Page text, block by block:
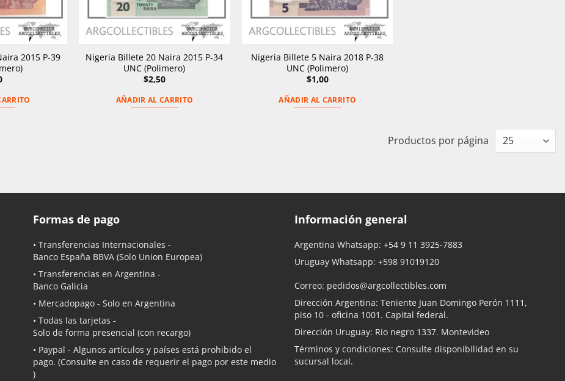
2015 P-39
Nigeria Billete 20 Naira 2015 P-34
UNC (Polimero)
$2,50
AÑADIR AL CARRITO
Nigeria Billete 5 Naira 2018 P-38
UNC (Polimero)
$1,00
AÑADIR AL CARRITO
Productos por página
Formas de pago
• Transferencias Internacionales -
Banco España BBVA (Solo Union Europea)
• Transferencias en Argentina -
Banco Galicia
• Mercadopago - Solo en Argentina
• Todas las tarjetas -
Solo de forma presencial (con recargo)
• Paypal - Algunos artículos y países está prohibido el
pago. (Consulte en caso de requerir el pago por este medio
)
Información general
Argentina Whatsapp: +54 9 11 3925-7883
Uruguay Whatsapp: +598 91019120
Correo: pedidos@argcollectibles.com
Dirección Argentina: Teniente Juan Domingo Perón 1111,
piso 10 - oficina 1001. Capital federal.
Dirección Uruguay: Rio negro 1337. Montevideo
Términos y condiciones: Consulte disponibilidad en su
sucursal local.